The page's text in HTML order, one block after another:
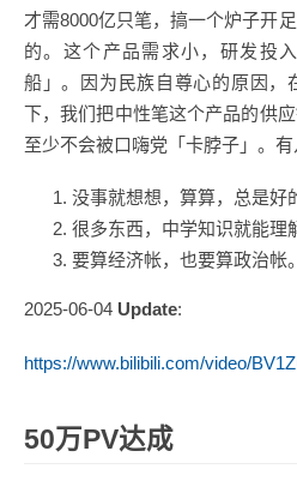
才需8000亿只笔，搞一个炉子开
的。这个产品需求小，研发投
船」。因为民族自尊心的原因，
下，我们把中性笔这个产品的供
至少不会被口嗨党「卡脖子」。有
没事就想想，算算，总是好
很多东西，中学知识就能理
要算经济帐，也要算政治帐。
2025-06-04 Update:
https://www.bilibili.com/video/
50万PV达成